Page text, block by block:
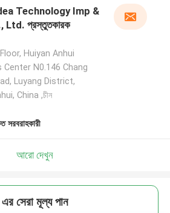
Technology Imp &
Ltd. প্রস্তুতকারক
Huiyan Anhui
Center N0.146 Chang
Luyang District,
China ,চীন
সরবরাহকারী
আরো দেখুন
এর সেরা মূল্য পান